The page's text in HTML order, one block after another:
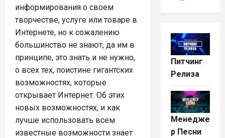
информирования о своем
творчестве, услуге или товаре в
Интернете, но к сожалению
большинство не знают, да им в
принципе, это знать и не нужно,
о всех тех, поистине гигантских
возможностях, которые
открывает Интернет. Об этих
новых возможностях, и как
лучше использовать всем
известные возможности знает
Питчинг
Релиза
Менедже
р Песни